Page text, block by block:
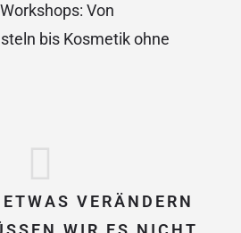
Von
bis Kosmetik ohne
VERÄNDERN